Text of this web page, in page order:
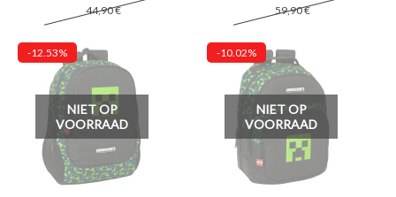
44,90 € 59,90 €
-12.53%
NIET OP
VOORRAAD
-10.02%
NIET OP
VOORRAAD